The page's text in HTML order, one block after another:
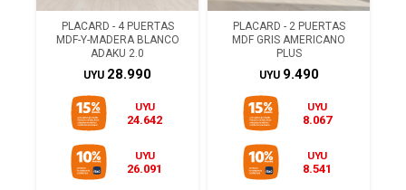
PLACARD - 4 PUERTAS
MDF-Y-MADERA BLANCO
ADAKU 2.0
UYU 28.990
UYU
24.642
UYU
26.091
PLACARD - 2 PUERTAS
MDF GRIS AMERICANO
PLUS
UYU 9.490
UYU
8.067
UYU
8.541